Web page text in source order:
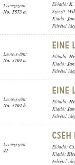
Lemezszám:
No. 5573 a.
Előadó: K.
Szerző:
Kiadó:
Felvétel
Lemezszám:
No. 5704 a.
Előadó:
Kiadó:
Felvétel
Lemezszám:
No. 5704 b.
Előadó:
Kiadó:
Felvétel
Lemezszám:
41
Előadó:
Kiadó:
Felvétel